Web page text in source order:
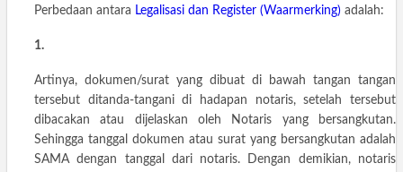
Perbedaan antara Legalisasi dan Register (Waarmerking) adalah:
1.
Artinya, dokumen/surat yang dibuat di bawah tangan tangan
tersebut ditanda-tangani di hadapan notaris, setelah tersebut
dibacakan atau dijelaskan oleh Notaris yang bersangkutan.
Sehingga tanggal dokumen atau surat yang bersangkutan adalah
SAMA dengan tanggal dari notaris. Dengan demikian, notaris